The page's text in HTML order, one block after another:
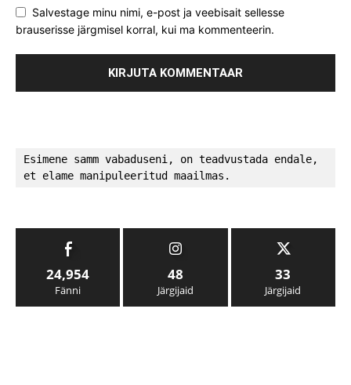
Salvestage minu nimi, e-post ja veebisait sellesse
brauserisse järgmisel korral, kui ma kommenteerin.
Esimene samm vabaduseni, on teadvustada endale,
et elame manipuleeritud maailmas.
24,954
Fänni
48
Järgijaid
33
Järgijaid